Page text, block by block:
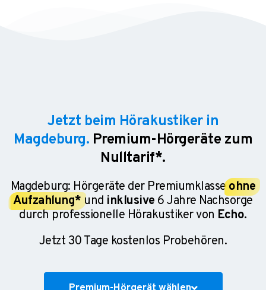
Jetzt beim Hörakustiker in
Magdeburg. Premium-Hörgeräte zum
Nulltarif*.
Magdeburg: Hörgeräte der Premiumklasseohne
Aufzahlung* und inklusive 6 Jahre Nachsorge
durch professionelle Hörakustiker von Echo.
Jetzt 30 Tage kostenlos Probehören.